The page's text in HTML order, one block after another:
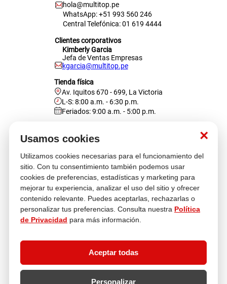
×
Usamos cookies
Utilizamos cookies necesarias para el funcionamiento del
sitio. Con tu consentimiento también podemos usar
cookies de preferencias, estadísticas y marketing para
mejorar tu experiencia, analizar el uso del sitio y ofrecer
contenido relevante. Puedes aceptarlas, rechazarlas o
personalizar tus preferencias. Consulta nuestra Política
de Privacidad para más información.
Aceptar todas
Personalizar
hola@multitop.pe
WhatsApp: +51 993 560 246
Central Telefónica: 01 619 4444
Clientes corporativos
Kimberly Garcia
Jefa de Ventas Empresas
kgarcia@multitop.pe
Tienda física
Av. Iquitos 670 - 699, La Victoria
L-S: 8:00 a.m. - 6:30 p.m.
Feriados: 9:00 a.m. - 5:00 p.m.
Atención al cliente
Descubre más